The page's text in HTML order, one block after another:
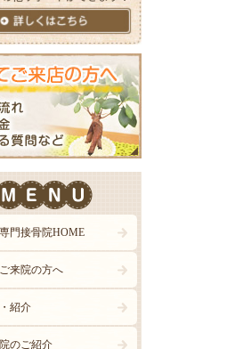
門接骨院HOME
来院の方へ
紹介
のご紹介